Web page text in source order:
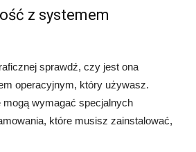
z systemem
sprawdź, czy jest ona
operacyjnym, który używasz.
wymagać specjalnych
które musisz zainstalować,